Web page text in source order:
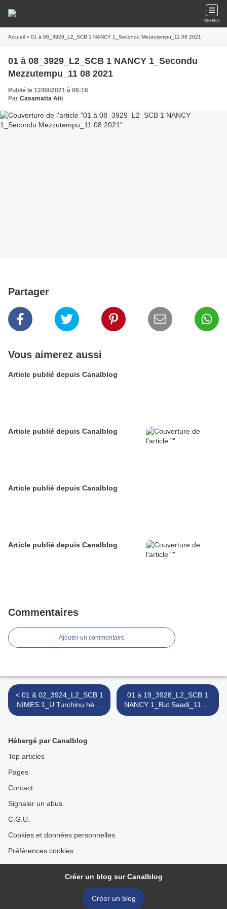
MENU
Accueil » 01 à 08_3929_L2_SCB 1 NANCY 1_Secondu Mezzutempu_11 08 2021
01 à 08_3929_L2_SCB 1 NANCY 1_Secondu
Mezzutempu_11 08 2021
Publié le 12/08/2021 à 06:16
Par Casamatta Aiti
Partager
Vous aimerez aussi
Article publié depuis Canalblog
Article publié depuis Canalblog
Article publié depuis Canalblog
Article publié depuis Canalblog
Commentaires
Ajouter un commentaire
< 01 & 02_3924_L2_SCB 1
NIMES 1_U Turchinu hè di
Ritornu_24 07 2021
01 à 19_3928_L2_SCB 1
NANCY 1_But Saadi_11 08
2021 >
Hébergé par Canalblog
Top articles
Pages
Contact
Signaler un abus
C.G.U.
Cookies et données personnelles
Préférences cookies
Créer un blog sur Canalblog
Créer un blog